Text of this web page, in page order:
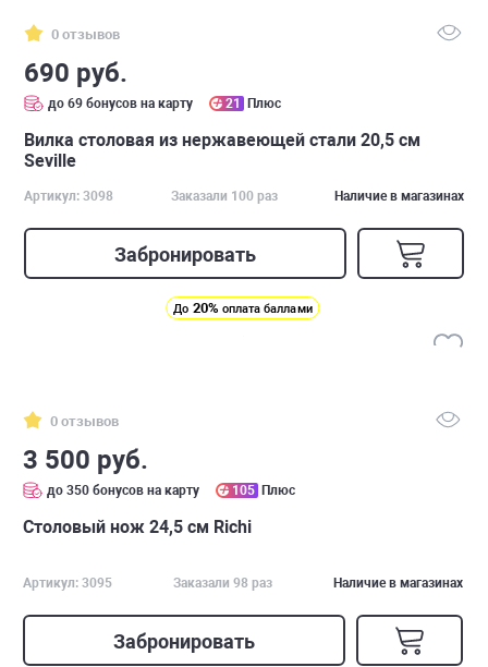
0 отзывов
690 руб.
до 69 бонусов на карту 21 Плюс
Вилка столовая из нержавеющей стали 20,5 см
Seville
Артикул: 3098 Заказали 100 раз Наличие в магазинах
Забронировать
До 20% оплата баллами
0 отзывов
3 500 руб.
до 350 бонусов на карту 105 Плюс
Столовый нож 24,5 см Richi
Артикул: 3095 Заказали 98 раз Наличие в магазинах
Забронировать